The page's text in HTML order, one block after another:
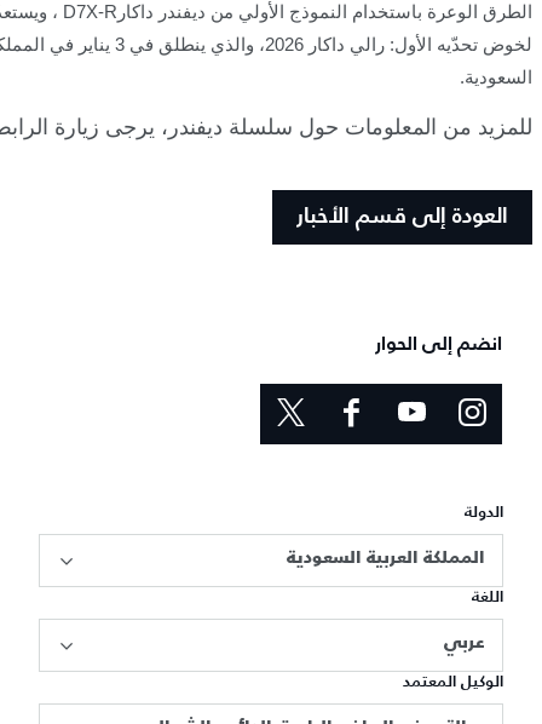
الطرق الوعرة باستخدام النموذج الأولي من ديفندر داكار D7X-R ،
لخوض تحدّيه الأول: رالي داكار 2026، والذي
السعودية.
للمزيد من المعلومات حول سلسلة ديفندر، يرجى زيارة
العودة إلى قسم الأخبار
انضم إلى الحوار
الدولة
المملكة العربية السعودية
اللغة
عربي
الوكيل المعتمد